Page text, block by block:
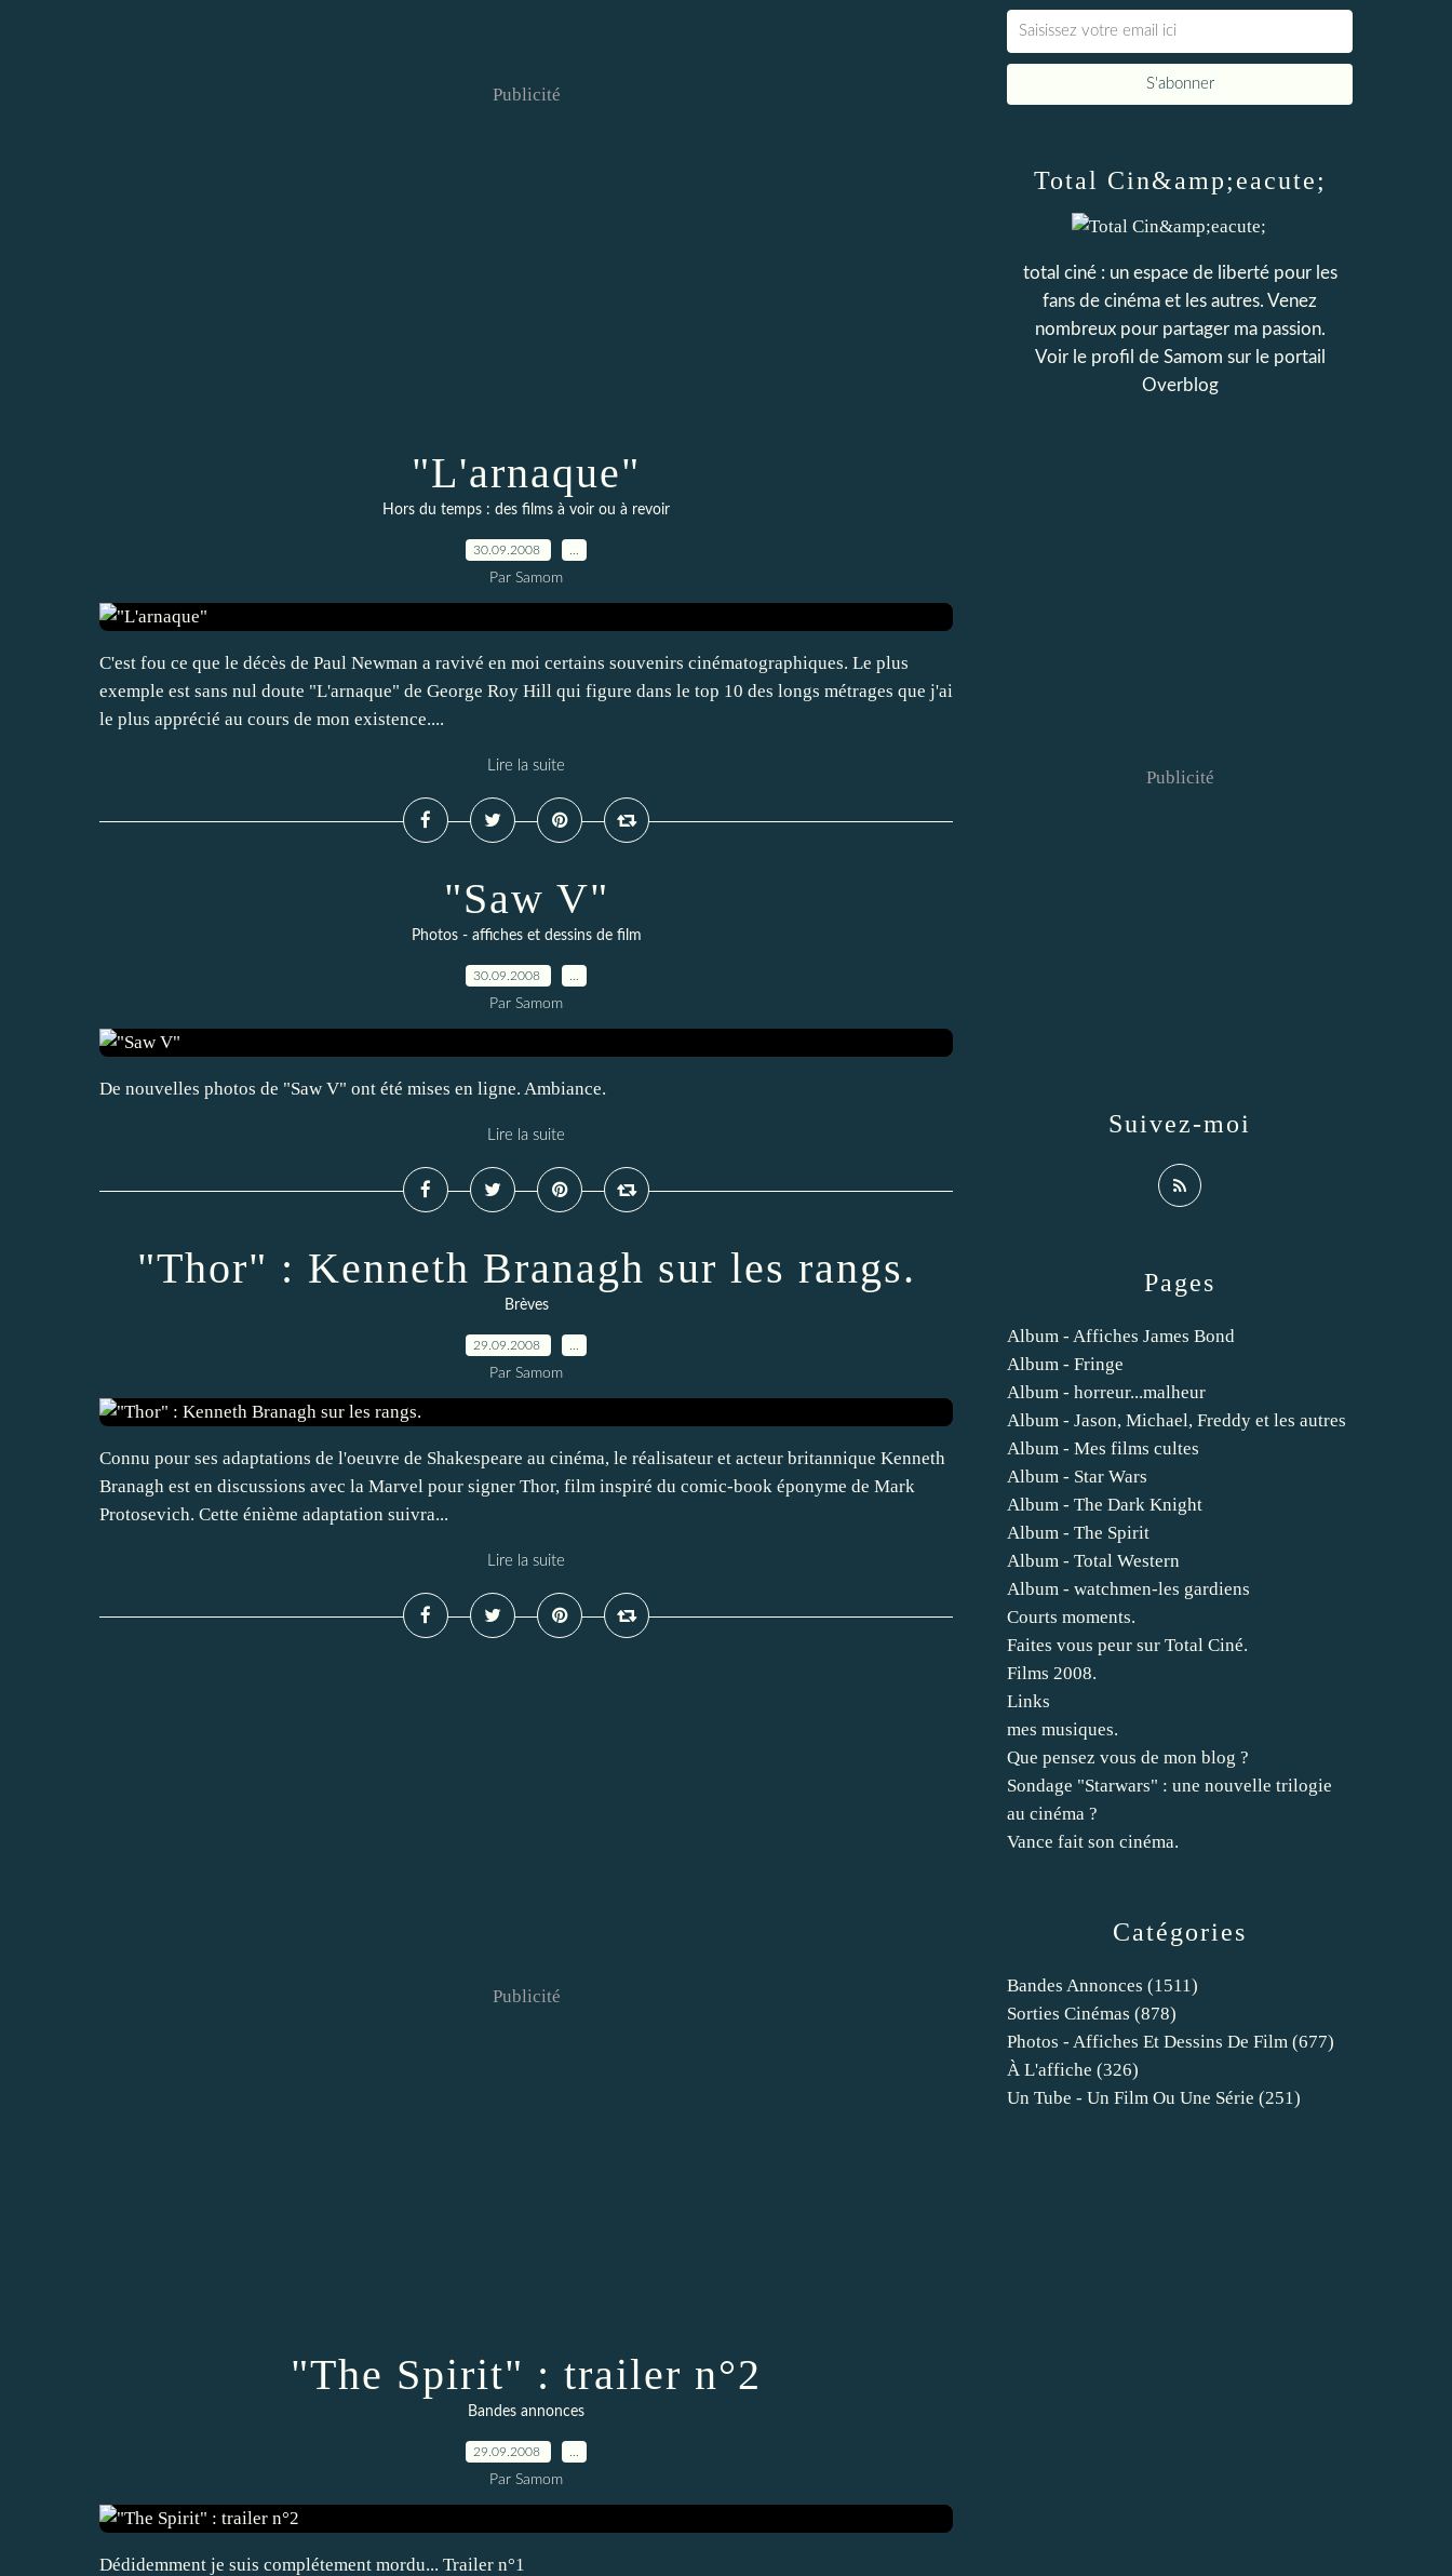
Publicité
"L'arnaque"
Hors du temps : des films à voir ou à revoir
30.09.2008
Par Samom
C'est fou ce que le décès de Paul Newman a ravivé en moi certains souvenirs cinématographiques. Le plus
exemple est sans nul doute "L'arnaque" de George Roy Hill qui figure dans le top 10 des longs métrages que j'ai
le plus apprécié au cours de mon existence....
Lire la suite
"Saw V"
Photos - affiches et dessins de film
30.09.2008
Par Samom
De nouvelles photos de "Saw V" ont été mises en ligne. Ambiance.
Lire la suite
"Thor" : Kenneth Branagh sur les rangs.
Brèves
29.09.2008
Par Samom
Connu pour ses adaptations de l'oeuvre de Shakespeare au cinéma, le réalisateur et acteur britannique Kenneth
Branagh est en discussions avec la Marvel pour signer Thor, film inspiré du comic-book éponyme de Mark
Protosevich. Cette énième adaptation suivra...
Lire la suite
Publicité
"The Spirit" : trailer n°2
Bandes annonces
29.09.2008
Par Samom
Dédidemment je suis complétement mordu... Trailer n°1
Catégories
Bandes Annonces (1511)
Sorties Cinémas (878)
Photos - Affiches Et Dessins De Film (677)
À L'affiche (326)
Un Tube - Un Film Ou Une Série (251)
Pages
Album - Affiches James Bond
Album - Fringe
Album - horreur...malheur
Album - Jason, Michael, Freddy et les autres
Album - Mes films cultes
Album - Star Wars
Album - The Dark Knight
Album - The Spirit
Album - Total Western
Album - watchmen-les gardiens
Courts moments.
Faites vous peur sur Total Ciné.
Films 2008.
Links
mes musiques.
Que pensez vous de mon blog ?
Sondage "Starwars" : une nouvelle trilogie
au cinéma ?
Vance fait son cinéma.
Total Cin&amp;eacute;
total ciné : un espace de liberté pour les
fans de cinéma et les autres. Venez
nombreux pour partager ma passion.
Voir le profil de Samom sur le portail
Overblog
Suivez-moi
Publicité